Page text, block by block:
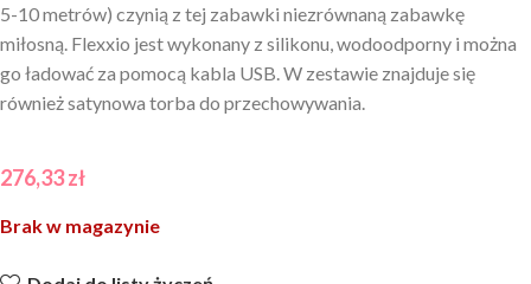
5-10 metrów) czynią z tej zabawki niezrównaną zabawkę
miłosną. Flexxio jest wykonany z silikonu, wodoodporny i można
go ładować za pomocą kabla USB. W zestawie znajduje się
również satynowa torba do przechowywania.
276,33zł
Brak w magazynie